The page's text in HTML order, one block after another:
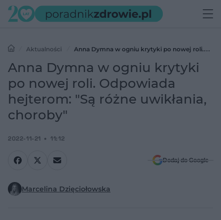
Aktualności
Anna Dymna w ogniu krytyki po nowej roli.
Odpowiada hejterom: "Są różne uwikłania, choroby"
Anna Dymna w ogniu krytyki
po nowej roli. Odpowiada
hejterom: "Są różne uwikłania,
choroby"
2022-11-21 11:12
Dodaj do Google
Marcelina Dzięciołowska